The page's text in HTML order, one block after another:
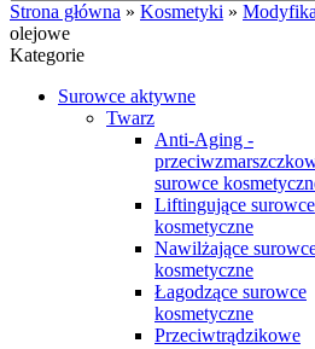
Strona główna » Kosmetyki »
olejowe
Kategorie
Surowce aktywne
Twarz
Anti-Aging -
surowce
Liftingujące surowce
kosmetyczne
Nawilżające
kosmetyczne
Łagodzące surowce
kosmetyczne
Przeciwtrądzikowe